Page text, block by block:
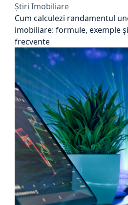
Știri Imobiliare
Cum calculezi randamentul
imobiliare: formule, exemple
frecvente